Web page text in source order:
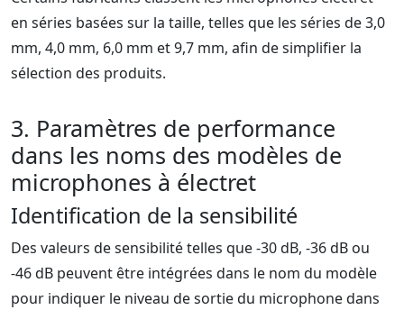
en séries basées sur la taille, telles que les séries de 3,0
mm, 4,0 mm, 6,0 mm et 9,7 mm, afin de simplifier la
sélection des produits.
3. Paramètres de performance
dans les noms des modèles de
microphones à électret
Identification de la sensibilité
Des valeurs de sensibilité telles que -30 dB, -36 dB ou
-46 dB peuvent être intégrées dans le nom du modèle
pour indiquer le niveau de sortie du microphone dans